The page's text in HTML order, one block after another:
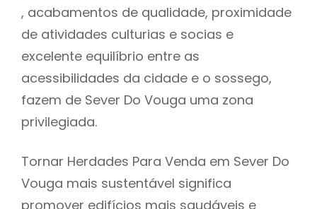
, acabamentos de qualidade, proximidade
de atividades culturias e socias e
excelente equilíbrio entre as
acessibilidades da cidade e o sossego,
fazem de Sever Do Vouga uma zona
privilegiada.
Tornar Herdades Para Venda em Sever Do
Vouga mais sustentável significa
promover edifícios mais saudáveis e